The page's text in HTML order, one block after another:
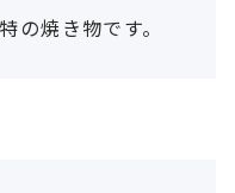
の焼き物です。